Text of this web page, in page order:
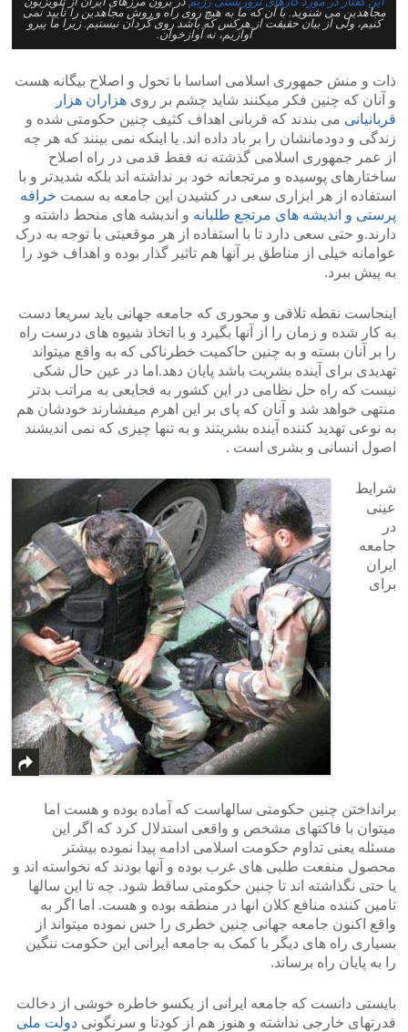
مجاهدین می شنوید. با آن که ما به هیچ روی راه و روش مجاهدین را تأیید نمی
کنیم، ولی از بیان حقیقت از هرکس که باشد روی گردان نیستیم. زیرا ما پیرو
آوازیم، نه آوازخوان.
ذات و منش جمهوری اسلامی اساسا با تحول و اصلاح بیگانه هست
و آنان که چنین فکر میکنند شاید چشم بر روی هزاران هزار
قربانیانی می بندند که قربانی اهداف کثیف چنین حکومتی شده و
زندگی و دودمانشان را بر باد داده اند. یا اینکه نمی بینند که هر چه
از عمر جمهوری اسلامی گذشته نه فقط قدمی در راه اصلاح
ساختارهای پوسیده و مرتجعانه خود بر نداشته اند بلکه شدیدتر و با
استفاده از هر ابزاری سعی در کشیدن این جامعه به سمت خرافه
پرستی و اندیشه های مرتجع طلبانه و اندیشه های منحط داشته و
دارند.و حتی سعی دارد تا با استفاده از هر موقعیتی با توجه به درک
عوامانه خیلی از مناطق بر آنها هم تاثیر گذار بوده و اهداف خود را
به پیش ببرد.
اینجاست نقطه تلاقی و محوری که جامعه جهانی باید سریعا دست
به کار شده و زمان را از آنها بگیرد و با اتخاذ شیوه های درست راه
را بر آنان بسته و به چنین حاکمیت خطرناکی که به واقع میتواند
تهدیدی برای آینده بشریت باشد پایان دهد.اما در عین حال شکی
نیست که راه حل نظامی در این کشور به فجایعی به مراتب بدتر
منتهی خواهد شد و آنان که پای بر این اهرم میفشارند خودشان هم
به نوعی تهدید کننده آینده بشریتند و به تنها چیزی که نمی اندیشند
اصول انسانی و بشری است .
شرایط
عینی
در
جامعه
ایران
برای
برانداختن چنین حکومتی سالهاست که آماده بوده و هست اما
میتوان با فاکتهای مشخص و واقعی استدلال کرد که اگر این
مسئله یعنی تداوم حکومت اسلامی ادامه پیدا نموده بیشتر
محصول منفعت طلبی های غرب بوده و آنها بودند که نخواسته اند و
یا حتی نگذاشته اند تا چنین حکومتی ساقط شود. چه تا این سالها
تامین کننده منافع کلان انها در منطقه بوده و هست. اما اگر به
واقع اکنون جامعه جهانی چنین خطری را حس نموده میتواند از
بسیاری راه های دیگر با کمک به جامعه ایرانی این حکومت ننگین
را به پایان راه برساند.
بایستی دانست که جامعه ایرانی از یکسو خاطره خوشی از دخالت
قدرتهای خارجی نداشته و هنوز هم از کودتا و سرنگونی دولت ملی